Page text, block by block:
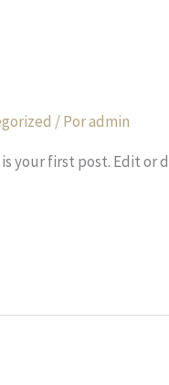
/ Poradmin
is your first post. Edit